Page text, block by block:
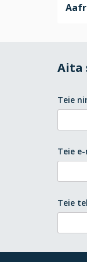
Aita
Teie
Teie
Teie